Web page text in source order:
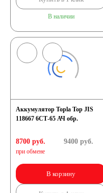
В наличии
Аккумулятор Topla Top JIS
118667 6СТ-65 АЧ обр.
8700 руб.
при обмене
9400руб.
В корзину